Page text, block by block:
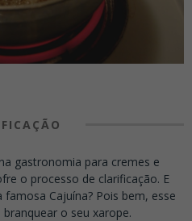
gastronomia para cremes e
o processo de clarificação. E
Cajuína? Pois bem, esse
o seu xarope.